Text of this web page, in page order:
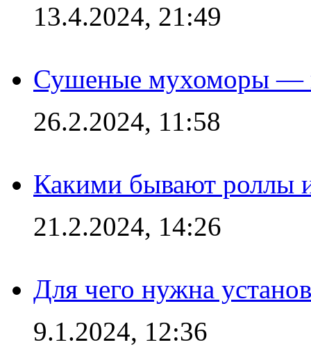
13.4.2024, 21:49
Сушеные мухоморы —
26.2.2024, 11:58
Какими бывают роллы
21.2.2024, 14:26
Для чего нужна
9.1.2024, 12:36